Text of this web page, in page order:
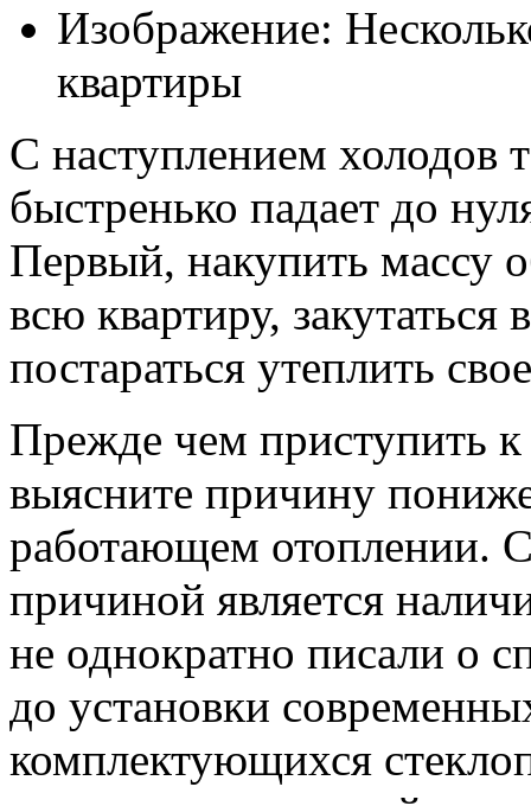
Изображение:
квартиры
С наступлением холодов
быстренько падает до
Первый, накупить массу
всю квартиру,
постараться утеплить
Прежде чем приступить
выясните причину
работающем отоплении.
причиной является
не однократно писали о
до установки
комплектующихся